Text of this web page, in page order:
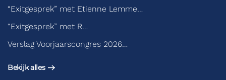
“Exitgesprek” met Etienne Lemme…
“Exitgesprek” met R…
Verslag Voorjaarscongres 2026…
Bekijk alles